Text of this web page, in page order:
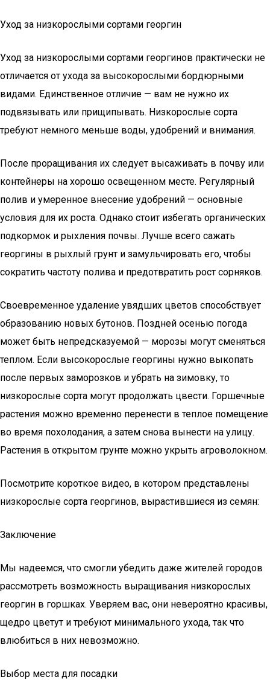
Уход за низкорослыми сортами георгин
Уход за низкорослыми сортами георгинов практически не
отличается от ухода за высокорослыми бордюрными
видами. Единственное отличие — вам не нужно их
подвязывать или прищипывать. Низкорослые сорта
требуют немного меньше воды, удобрений и внимания.
После проращивания их следует высаживать в почву или
контейнеры на хорошо освещенном месте. Регулярный
полив и умеренное внесение удобрений — основные
условия для их роста. Однако стоит избегать органических
подкормок и рыхления почвы. Лучше всего сажать
георгины в рыхлый грунт и замульчировать его, чтобы
сократить частоту полива и предотвратить рост сорняков.
Своевременное удаление увядших цветов способствует
образованию новых бутонов. Поздней осенью погода
может быть непредсказуемой — морозы могут сменяться
теплом. Если высокорослые георгины нужно выкопать
после первых заморозков и убрать на зимовку, то
низкорослые сорта могут продолжать цвести. Горшечные
растения можно временно перенести в теплое помещение
во время похолодания, а затем снова вынести на улицу.
Растения в открытом грунте можно укрыть агроволокном.
Посмотрите короткое видео, в котором представлены
низкорослые сорта георгинов, вырастившиеся из семян:
Заключение
Мы надеемся, что смогли убедить даже жителей городов
рассмотреть возможность выращивания низкорослых
георгин в горшках. Уверяем вас, они невероятно красивы,
щедро цветут и требуют минимального ухода, так что
влюбиться в них невозможно.
Выбор места для посадки